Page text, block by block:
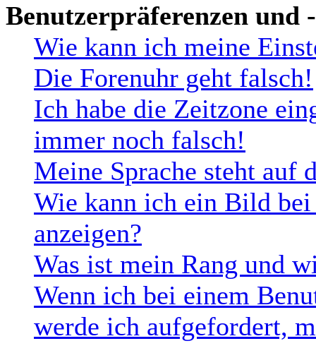
Benutzerpräferenzen und
Wie kann ich meine
Die Forenuhr geht falsch!
Ich habe die Zeitzone
immer noch falsch!
Meine Sprache steht auf
Wie kann ich ein Bild
anzeigen?
Was ist mein Rang und
Wenn ich bei einem
werde ich aufgefordert,